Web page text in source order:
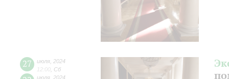
27 июля 2024
12:00 Сб
июля 2024